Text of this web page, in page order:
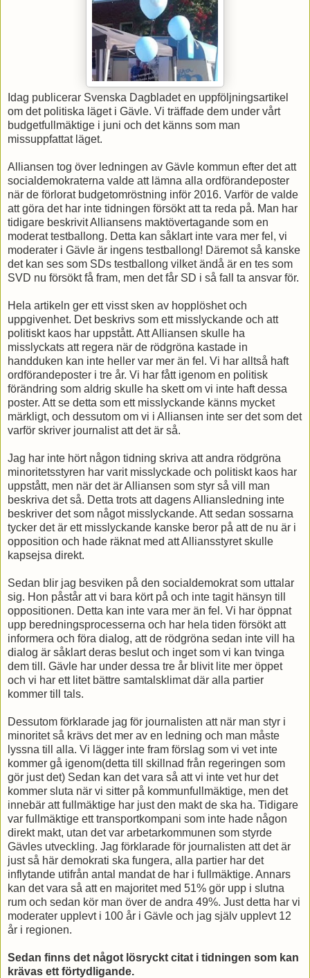
Idag publicerar Svenska Dagbladet en uppföljningsartikel
om det politiska läget i Gävle. Vi träffade dem under vårt
budgetfullmäktige i juni och det känns som man
missuppfattat läget.
Alliansen tog över ledningen av Gävle kommun efter det att
socialdemokraterna valde att lämna alla ordförandeposter
när de förlorat budgetomröstning inför 2016. Varför de valde
att göra det har inte tidningen försökt att ta reda på. Man har
tidigare beskrivit Alliansens maktövertagande som en
moderat testballong. Detta kan såklart inte vara mer fel, vi
moderater i Gävle är ingens testballong! Däremot så kanske
det kan ses som SDs testballong vilket ändå är en tes som
SVD nu försökt få fram, men det får SD i så fall ta ansvar för.
Hela artikeln ger ett visst sken av hopplöshet och
uppgivenhet. Det beskrivs som ett misslyckande och att
politiskt kaos har uppstått. Att Alliansen skulle ha
misslyckats att regera när de rödgröna kastade in
handduken kan inte heller var mer än fel. Vi har alltså haft
ordförandeposter i tre år. Vi har fått igenom en politisk
förändring som aldrig skulle ha skett om vi inte haft dessa
poster. Att se detta som ett misslyckande känns mycket
märkligt, och dessutom om vi i Alliansen inte ser det som det
varför skriver journalist att det är så.
Jag har inte hört någon tidning skriva att andra rödgröna
minoritetsstyren har varit misslyckade och politiskt kaos har
uppstått, men när det är Alliansen som styr så vill man
beskriva det så. Detta trots att dagens Alliansledning inte
beskriver det som något misslyckande. Att sedan sossarna
tycker det är ett misslyckande kanske beror på att de nu är i
opposition och hade räknat med att Alliansstyret skulle
kapsejsa direkt.
Sedan blir jag besviken på den socialdemokrat som uttalar
sig. Hon påstår att vi bara kört på och inte tagit hänsyn till
oppositionen. Detta kan inte vara mer än fel. Vi har öppnat
upp beredningsprocesserna och har hela tiden försökt att
informera och föra dialog, att de rödgröna sedan inte vill ha
dialog är såklart deras beslut och inget som vi kan tvinga
dem till. Gävle har under dessa tre år blivit lite mer öppet
och vi har ett litet bättre samtalsklimat där alla partier
kommer till tals.
Dessutom förklarade jag för journalisten att när man styr i
minoritet så krävs det mer av en ledning och man måste
lyssna till alla. Vi lägger inte fram förslag som vi vet inte
kommer gå igenom(detta till skillnad från regeringen som
gör just det) Sedan kan det vara så att vi inte vet hur det
kommer sluta när vi sitter på kommunfullmäktige, men det
innebär att fullmäktige har just den makt de ska ha. Tidigare
var fullmäktige ett transportkompani som inte hade någon
direkt makt, utan det var arbetarkommunen som styrde
Gävles utveckling. Jag förklarade för journalisten att det är
just så här demokrati ska fungera, alla partier har det
inflytande utifrån antal mandat de har i fullmäktige. Annars
kan det vara så att en majoritet med 51% gör upp i slutna
rum och sedan kör man över de andra 49%. Just detta har vi
moderater upplevt i 100 år i Gävle och jag själv upplevt 12
år i regionen.
Sedan finns det något lösryckt citat i tidningen som kan
krävas ett förtydligande.